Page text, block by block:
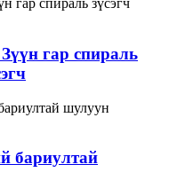
гар спираль
бариултай